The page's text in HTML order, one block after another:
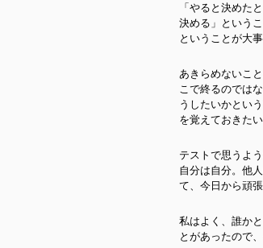
「やると決めた
決める」という
ということが大
あきらめないこ
こで終るのでは
うしたいかとい
を覚えておきた
テストで思うよ
自分は自分。他
て、今日から頑
私はよく、誰か
とがあったので